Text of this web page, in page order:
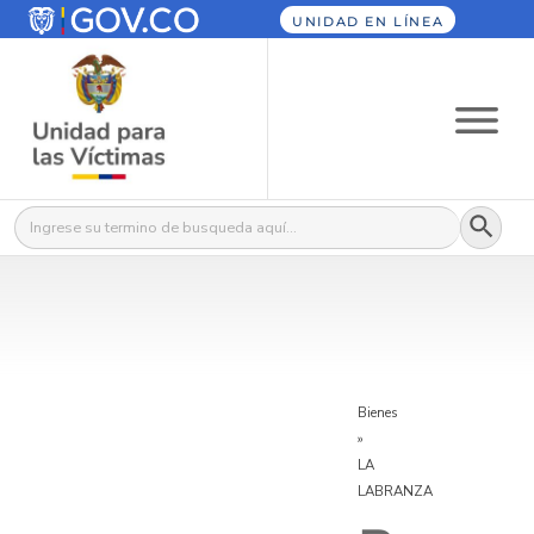
UNIDAD EN LÍNEA
Buscar: Botón
Bienes
»
LA
LABRANZA